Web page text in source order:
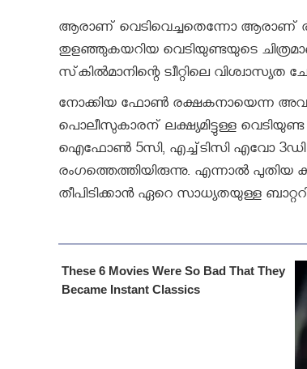
ആരാണ് വെടിവെച്ചതെന്നോ ആരാണ്
തുളഞ്ഞുകയറിയ വെടിയുണ്ടയുടെ
സ്‌കില്‍മാനിന്റെ ട്വീറ്റിലെ
നോക്കിയ ഫോണ്‍ രക്ഷകനായെന്ന
പൊലീസുകാരന് ലക്ഷ്യമിട്ടുള്ള
ഐഫോണ്‍ 5സി, എച്ച്ടിസി എവോ 3ഡി
രംഗത്തെത്തിയിരുന്നു. എന്നാല്‍ പുതിയ
തീപിടിക്കാന്‍ ഏറെ സാധ്യതയുള്ള